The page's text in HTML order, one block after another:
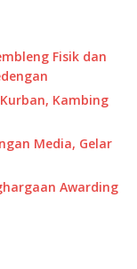
Fisik dan
Kambing
Media, Gelar
Awarding